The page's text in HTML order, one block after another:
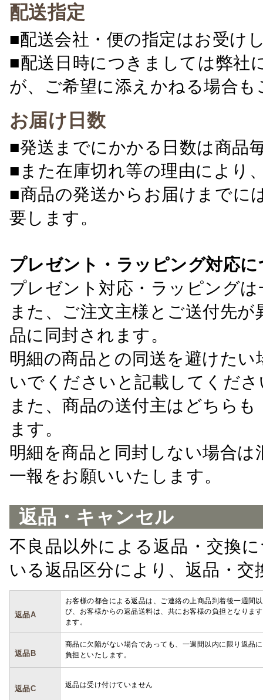
配送指定
■配送会社・便の指定はお受け
■配送日時につきましては弊社
が、ご希望に添えかねる場合
お届け日数
■発送までにかかる日数は商品
■また在庫切れ等の理由により
■商品の発送からお届けまでに
要します。
プレゼント・ラッピング対応
プレゼント対応・ラッピング
また、ご注文主様とご送付先
品に同封されます。
明細の商品との同送を避けた
いでくださいと記載してくださ
また、商品の送付主はどちら
ます。
明細を商品と同封しない場合
一報をお願いいたします。
返品・キャンセル
不良品以外による返品・交換
いる返品区分により、返品・
返品A
お客様の都合による返品は、ご連絡の上商品到着後一週間
び、お客様からの返品送料は、共にお客様の負担となりま
ます。
返品B
商品に欠陥がない場合であっても、一週間以内に限り返品
負担といたします。
返品C 返品は受け付けていません